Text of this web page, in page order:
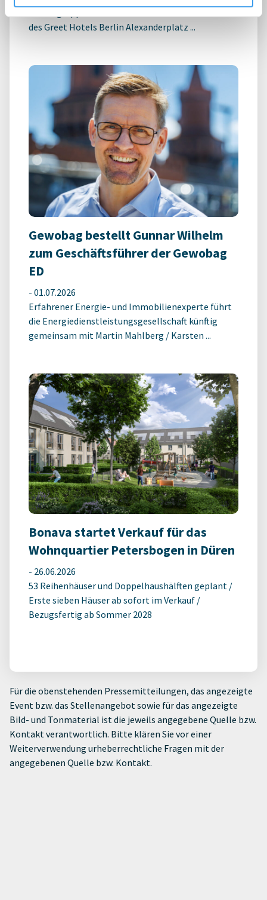
des Greet Hotels Berlin Alexanderplatz ...
Gewobag bestellt Gunnar Wilhelm
zum Geschäftsführer der Gewobag
ED
- 01.07.2026
Erfahrener Energie- und Immobilienexperte führt
die Energiedienstleistungsgesellschaft künftig
gemeinsam mit Martin Mahlberg / Karsten ...
Bonava startet Verkauf für das
Wohnquartier Petersbogen in Düren
- 26.06.2026
53 Reihenhäuser und Doppelhaushälften geplant /
Erste sieben Häuser ab sofort im Verkauf /
Bezugsfertig ab Sommer 2028
Für die obenstehenden Pressemitteilungen, das angezeigte
Event bzw. das Stellenangebot sowie für das angezeigte
Bild- und Tonmaterial ist die jeweils angegebene Quelle bzw.
Kontakt verantwortlich. Bitte klären Sie vor einer
Weiterverwendung urheberrechtliche Fragen mit der
angegebenen Quelle bzw. Kontakt.